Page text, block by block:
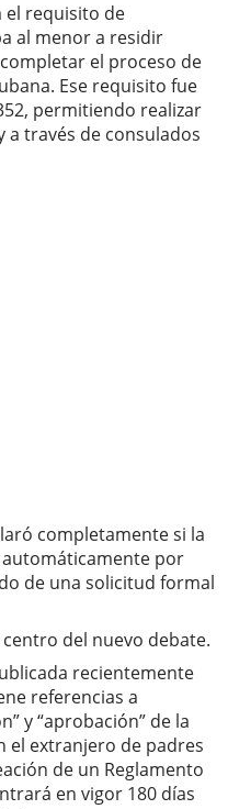
el requisito de
al menor a residir
el proceso de
Ese requisito fue
permitiendo realizar
través de consulados
completamente si la
por
de una solicitud formal
del nuevo debate.
recientemente
referencias a
y “aprobación” de la
el extranjero de padres
de un Reglamento
en vigor 180 días